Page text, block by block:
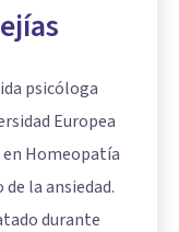
psicóloga
Europea
en Homeopatía
la ansiedad.
durante